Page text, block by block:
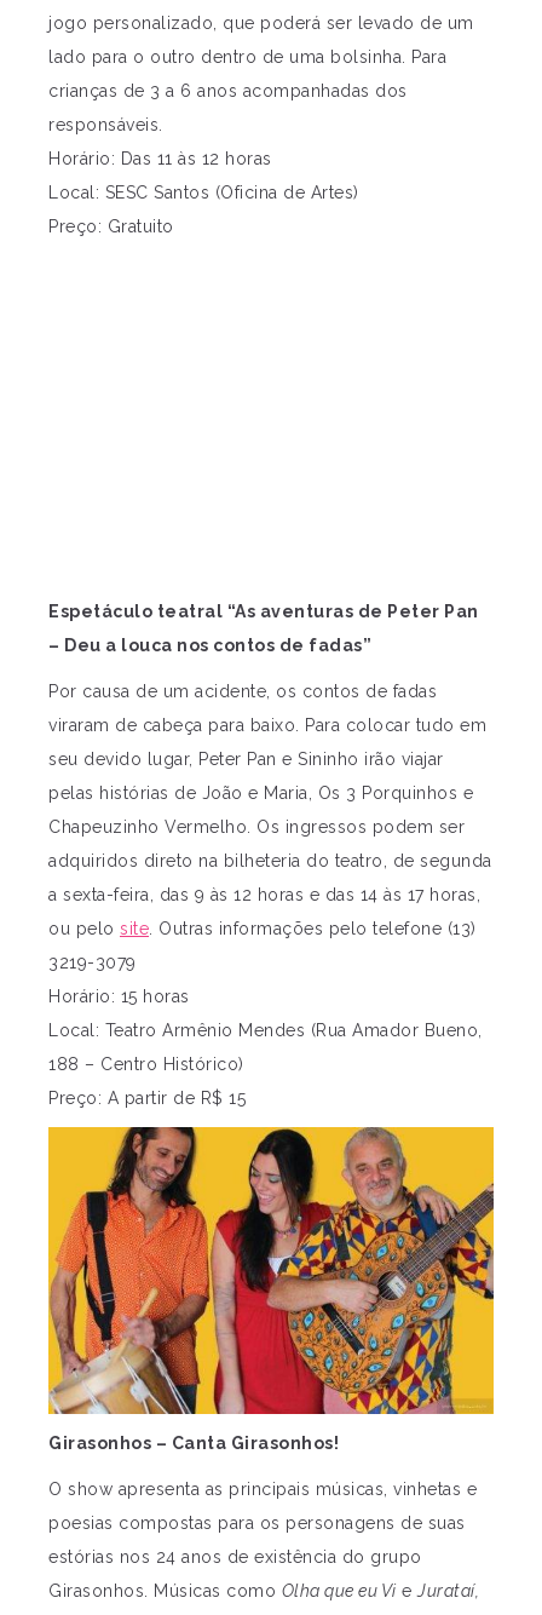
jogo personalizado, que poderá ser levado de um
lado para o outro dentro de uma bolsinha. Para
crianças de 3 a 6 anos acompanhadas dos
responsáveis.
Horário: Das 11 às 12 horas
Local: SESC Santos (Oficina de Artes)
Preço: Gratuito
Espetáculo teatral “As aventuras de Peter Pan
– Deu a louca nos contos de fadas”
Por causa de um acidente, os contos de fadas
viraram de cabeça para baixo. Para colocar tudo em
seu devido lugar, Peter Pan e Sininho irão viajar
pelas histórias de João e Maria, Os 3 Porquinhos e
Chapeuzinho Vermelho. Os ingressos podem ser
adquiridos direto na bilheteria do teatro, de segunda
a sexta-feira, das 9 às 12 horas e das 14 às 17 horas,
ou pelo site . Outras informações pelo telefone (13)
3219-3079
Horário: 15 horas
Local: Teatro Armênio Mendes (Rua Amador Bueno,
188 – Centro Histórico)
Preço: A partir de R$ 15
Girasonhos – Canta Girasonhos!
O show apresenta as principais músicas, vinhetas e
poesias compostas para os personagens de suas
estórias nos 24 anos de existência do grupo
Girasonhos. Músicas como Olha que eu Vi eJurataí,